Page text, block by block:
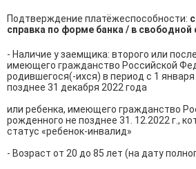
Подтверждение платёжеспособности:
справка по форме банка / в
- Наличие у заемщика: второго или
имеющего гражданство Российской
родившегося(-ихся) в период с 1 января
позднее 31 декабря 2022 года
или ребенка, имеющего гражданство
рожденного не позднее 31. 12.2022 г.,
статус «ребенок-инвалид»
- Возраст от 20 до 85 лет (на дату